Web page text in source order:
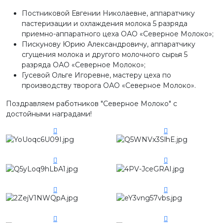
Постниковой Евгении Николаевне, аппаратчику
пастеризации и охлаждения молока 5 разряда
приемно-аппаратного цеха ОАО «Северное Молоко»;
Пискунову Юрию Александровичу, аппаратчику
сгущения молока и другого молочного сырья 5
разряда ОАО «Северное Молоко»;
Гусевой Ольге Игоревне, мастеру цеха по
производству творога ОАО «Северное Молоко».
Поздравляем работников "Северное Молоко" с
достойными наградами!